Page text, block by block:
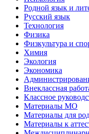
Родной язык и
Русский язык
Технология
Физика
Физкультура и
Химия
Экология
Экономика
Внеклассная
Классное
Материалы МО
Материалы для
Материалы к